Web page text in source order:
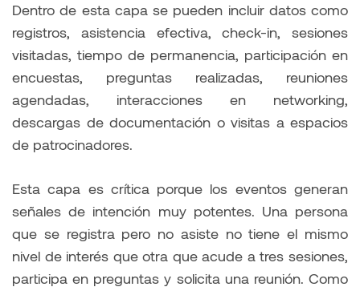
Dentro de esta capa se pueden incluir datos como
registros, asistencia efectiva, check-in, sesiones
visitadas, tiempo de permanencia, participación en
encuestas, preguntas realizadas, reuniones
agendadas, interacciones en networking,
descargas de documentación o visitas a espacios
de patrocinadores.
Esta capa es crítica porque los eventos generan
señales de intención muy potentes. Una persona
que se registra pero no asiste no tiene el mismo
nivel de interés que otra que acude a tres sesiones,
participa en preguntas y solicita una reunión. Como